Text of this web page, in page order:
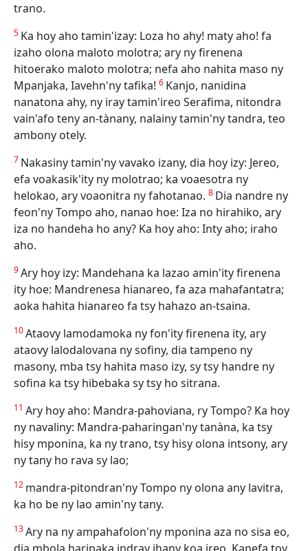
trano.
5 Ka hoy aho tamin'izay: Loza ho ahy! maty aho! fa
izaho olona maloto molotra; ary ny firenena
hitoerako maloto molotra; nefa aho nahita maso ny
Mpanjaka, Iavehn'ny tafika! 6 Kanjo, nanidina
nanatona ahy, ny iray tamin'ireo Serafima, nitondra
vain'afo teny an-tànany, nalainy tamin'ny tandra, teo
ambony otely.
7 Nakasiny tamin'ny vavako izany, dia hoy izy: Jereo,
efa voakasik'ity ny molotrao; ka voaesotra ny
helokao, ary voaonitra ny fahotanao. 8 Dia nandre ny
feon'ny Tompo aho, nanao hoe: Iza no hirahiko, ary
iza no handeha ho any? Ka hoy aho: Inty aho; iraho
aho.
9Ary hoy izy: Mandehana ka lazao amin'ity firenena
ity hoe: Mandrenesa hianareo, fa aza mahafantatra;
aoka hahita hianareo fa tsy hahazo an-tsaina.
10Ataovy lamodamoka ny fon'ity firenena ity, ary
ataovy lalodalovana ny sofiny, dia tampeno ny
masony, mba tsy hahita maso izy, sy tsy handre ny
sofina ka tsy hibebaka sy tsy ho sitrana.
11 Ary hoy aho: Mandra-pahoviana, ry Tompo? Ka hoy
ny navaliny: Mandra-paharingan'ny tanàna, ka tsy
hisy mponina, ka ny trano, tsy hisy olona intsony, ary
ny tany ho rava sy lao;
12 mandra-pitondran'ny Tompo ny olona any lavitra,
ka ho be ny lao amin'ny tany.
13Ary na ny ampahafolon'ny mponina aza no sisa eo,